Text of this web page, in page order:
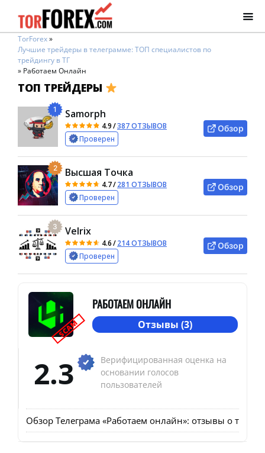
TorForex»
Лучшие трейдеры в телеграмме: ТОП специалистов по
трейдингу в ТГ
» Работаем Онлайн
ТОП ТРЕЙДЕРЫ
1 Samorph
4.9/387 ОТЗЫВОВ
Проверен
Обзор
2 Высшая Точка
4.7/281 ОТЗЫВОВ
Проверен
Обзор
3 Velrix
4.6/214 ОТЗЫВОВ
Проверен
Обзор
SCAM
РАБОТАЕМ ОНЛАЙН
Отзывы (3)
2.3
Верифицированная оценка на
основании голосов
пользователей
Обзор Телеграма «Работаем онлайн»: отзывы о